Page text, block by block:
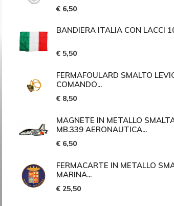
€ 6,50
BANDIERA ITALIA CON LACCI
€ 5,50
FERMAFOULARD SMALTO
COMANDO...
€ 8,50
MAGNETE IN METALLO
MB.339 AERONAUTICA...
€ 6,50
FERMACARTE IN METALLO
MARINA...
€ 25,50